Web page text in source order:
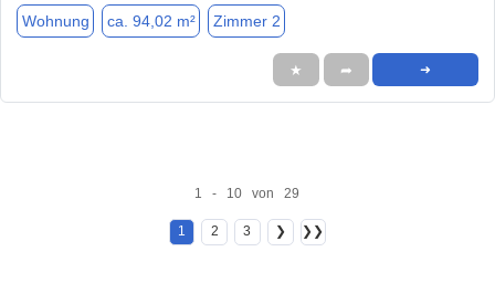
Wohnung ca. 94,02 m² Zimmer 2
★ ➦ ➜
1 - 10 von 29
1 2 3 ❯ ❯❯